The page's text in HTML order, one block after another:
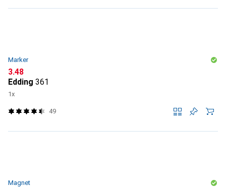
Marker
CHF
3.48
Edding 361
1x
49
Magnet